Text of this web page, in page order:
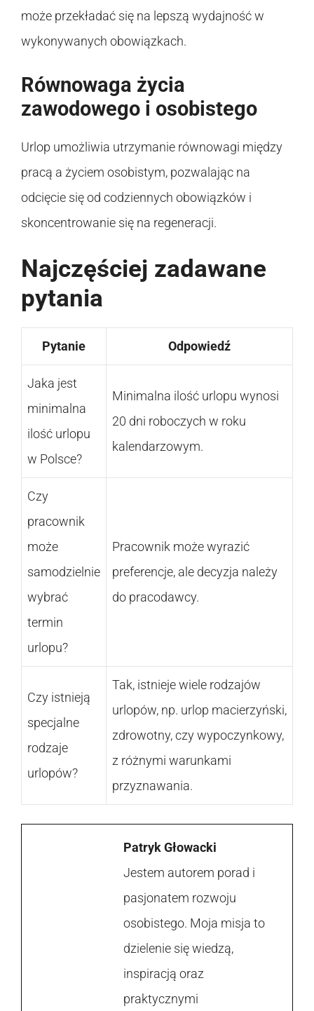
może przekładać się na lepszą wydajność w
wykonywanych obowiązkach.
Równowaga życia
zawodowego i osobistego
Urlop umożliwia utrzymanie równowagi między
pracą a życiem osobistym, pozwalając na
odcięcie się od codziennych obowiązków i
skoncentrowanie się na regeneracji.
Najczęściej zadawane
pytania
Pytanie Odpowiedź
Jaka jest
minimalna
ilość urlopu
w Polsce?
Minimalna ilość urlopu wynosi
20 dni roboczych w roku
kalendarzowym.
Czy
pracownik
może
samodzielnie
wybrać
termin
urlopu?
Pracownik może wyrazić
preferencje, ale decyzja należy
do pracodawcy.
Czy istnieją
specjalne
rodzaje
urlopów?
Tak, istnieje wiele rodzajów
urlopów, np. urlop macierzyński,
zdrowotny, czy wypoczynkowy,
z różnymi warunkami
przyznawania.
Patryk Głowacki
Jestem autorem porad i
pasjonatem rozwoju
osobistego. Moja misja to
dzielenie się wiedzą,
inspiracją oraz
praktycznymi